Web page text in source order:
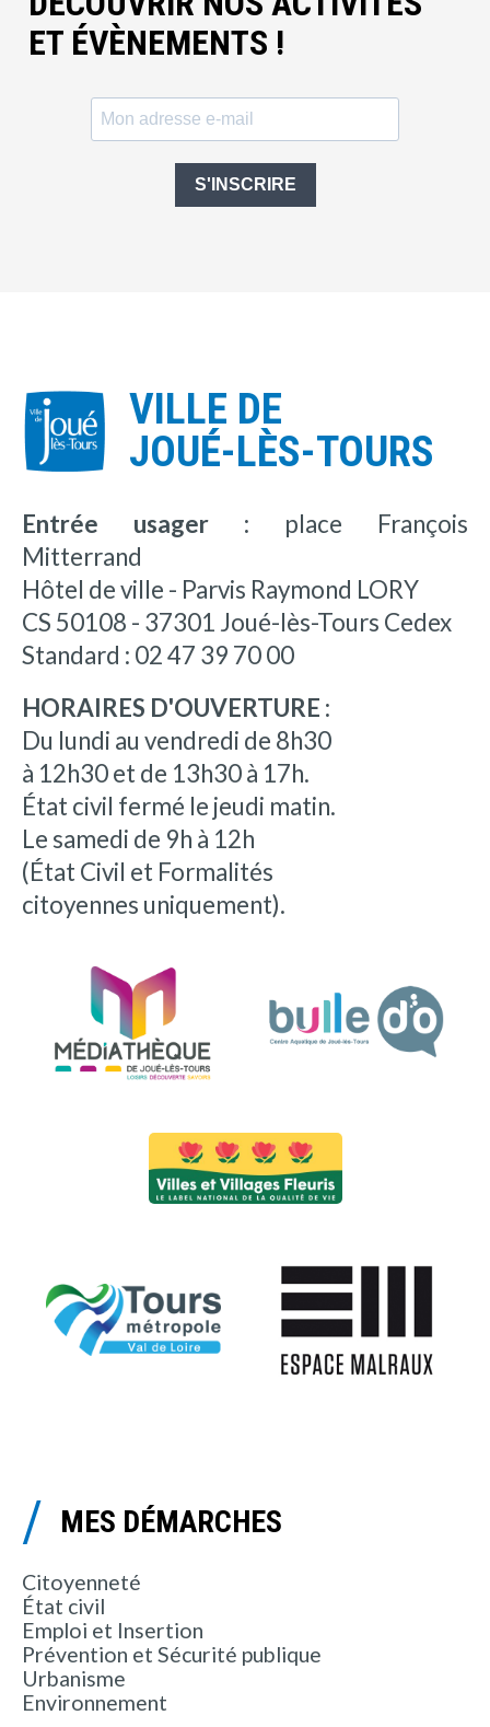
ET ÉVÈNEMENTS !
S'INSCRIRE
VILLE DE
JOUÉ-LÈS-TOURS
Entrée usager : place François
Mitterrand
Hôtel de ville - Parvis Raymond LORY
CS 50108 - 37301 Joué-lès-Tours Cedex
Standard : 02 47 39 70 00
HORAIRES D'OUVERTURE :
Du lundi au vendredi de 8h30
à 12h30 et de 13h30 à 17h.
État civil fermé le jeudi matin.
Le samedi de 9h à 12h
(État Civil et Formalités
citoyennes uniquement).
MES DÉMARCHES
Citoyenneté
État civil
Emploi et Insertion
Prévention et Sécurité publique
Urbanisme
Environnement